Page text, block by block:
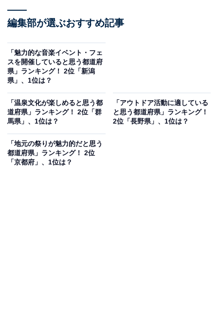
県）」「今も昔も、江ノ島はカップルの聖地ではないで
しょうか（30代女性／東京都）」「横浜、鎌倉、湘南と
ある（50代男性／宮城県）」などのコメントが寄せられ
ていました。
編集部が選ぶおすすめ記事
「魅力的な音楽イベント・フェ
スを開催していると思う都道府
県」ランキング！ 2位「新潟
県」、1位は？
「温泉文化が楽しめると思う都
道府県」ランキング！ 2位「群
馬県」、1位は？
「アウトドア活動に適している
と思う都道府県」ランキング！
2位「長野県」、1位は？
「地元の祭りが魅力的だと思う
都道府県」ランキング！ 2位
「京都府」、1位は？